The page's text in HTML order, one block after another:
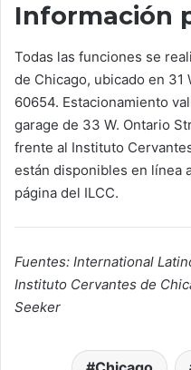
Información
Todas las funciones se
de Chicago, ubicado en 31
60654. Estacionamiento
garage de 33 W. Ontario
frente al Instituto
están disponibles en línea
página del ILCC.
Fuentes: International
Instituto Cervantes de
Seeker